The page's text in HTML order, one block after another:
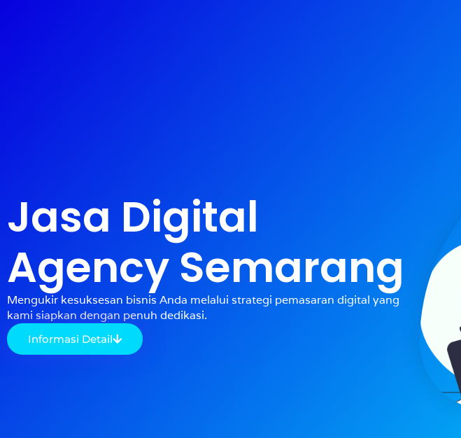
Jasa Digital
Agency Semarang
Mengukir kesuksesan bisnis Anda melalui strategi pemasaran digital yang
kami siapkan dengan penuh dedikasi.
Informasi Detail